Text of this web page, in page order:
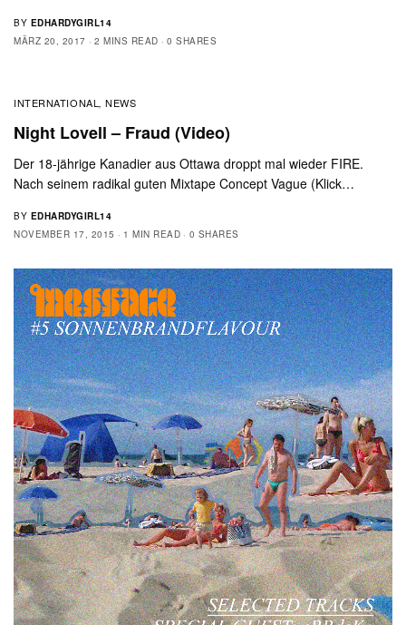
BY EDHARDYGIRL14
MÄRZ 20, 2017
2 MINS READ 0 SHARES
INTERNATIONAL ,NEWS
Night Lovell – Fraud (Video)
Der 18-jährige Kanadier aus Ottawa droppt mal wieder FIRE.
Nach seinem radikal guten Mixtape Concept Vague (Klick…
BY EDHARDYGIRL14
NOVEMBER 17, 2015
1 MIN READ 0 SHARES